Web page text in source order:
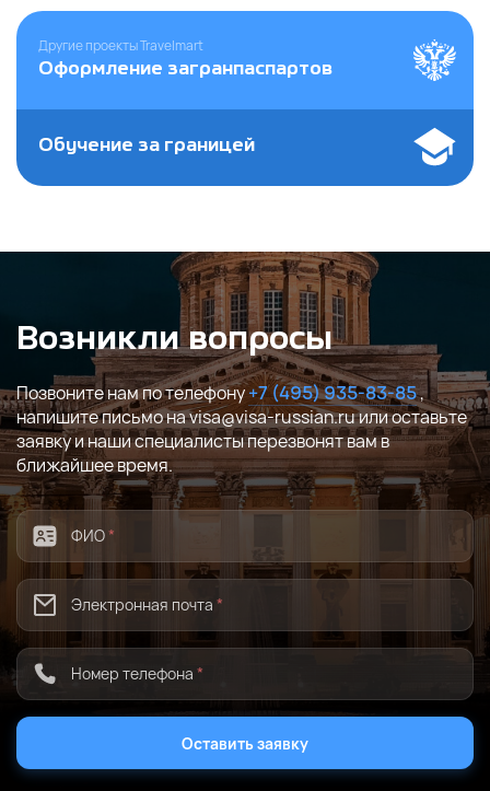
Другие проекты Travelmart
Оформление загранпаспартов
Обучение за границей
Возникли вопросы
Позвоните нам по телефону+7 (495) 935-83-85,
напишите письмо на visa@visa-russian.ru или оставьте
заявку и наши специалисты перезвонят вам в
ближайшее время.
ФИО*
Электронная почта *
Номер телефона *
Оставить заявку